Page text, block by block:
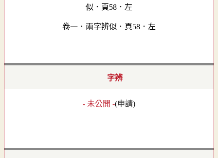
卷一．兩字辨似．頁58．左
字辨
- 未公開 -(申請)